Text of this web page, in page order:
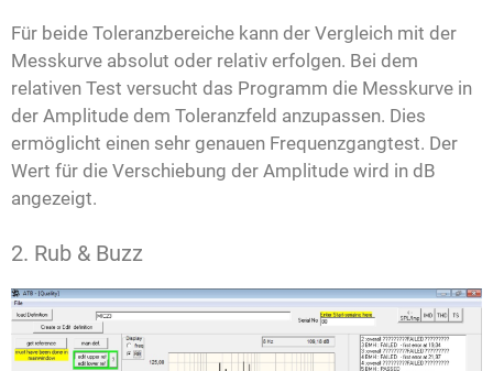
Für beide Toleranzbereiche kann der Vergleich mit der
Messkurve absolut oder relativ erfolgen. Bei dem
relativen Test versucht das Programm die Messkurve in
der Amplitude dem Toleranzfeld anzupassen. Dies
ermöglicht einen sehr genauen Frequenzgangtest. Der
Wert für die Verschiebung der Amplitude wird in dB
angezeigt.
2. Rub & Buzz